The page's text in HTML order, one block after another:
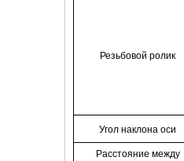
Резьбовой ролик
Угол наклона оси
Расстояние между